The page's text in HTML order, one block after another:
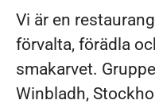
Vi är en
förvalta, förädla
smakarvet.
Winbladh,